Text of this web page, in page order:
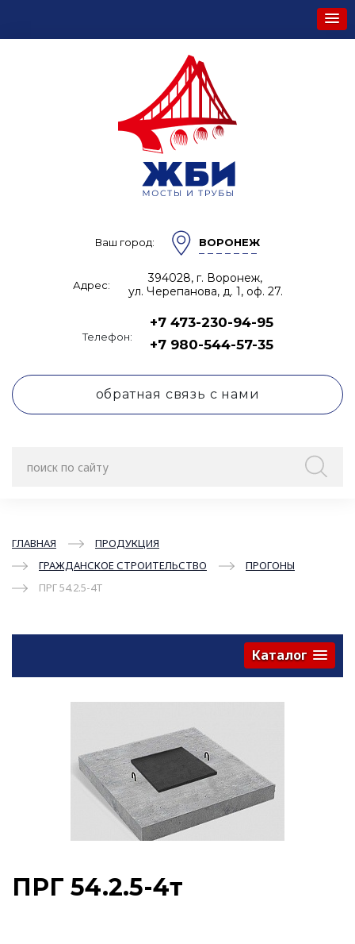
Ваш город: ВОРОНЕЖ
Адрес:
394028, г. Воронеж,
ул. Черепанова, д. 1, оф. 27.
Телефон:
+7 473-230-94-95
+7 980-544-57-35
обратная связь с нами
ГЛАВНАЯ
ПРОДУКЦИЯ
ГРАЖДАНСКОЕ СТРОИТЕЛЬСТВО
ПРОГОНЫ
ПРГ 54.2.5-4Т
Каталог
ПРГ 54.2.5-4т